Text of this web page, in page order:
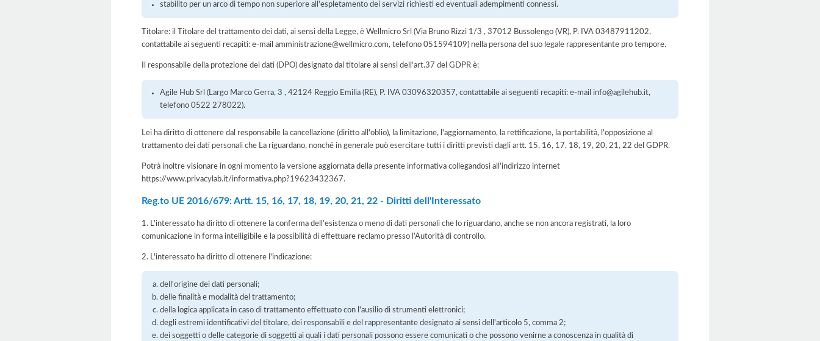
stabilito per un arco di tempo non superiore all'espletamento dei servizi richiesti ed eventuali adempimenti connessi.
Titolare: il Titolare del trattamento dei dati, ai sensi della Legge, è Wellmicro Srl (Via Bruno Rizzi 1/3 , 37012 Bussolengo (VR), P. IVA 03487911202,
contattabile ai seguenti recapiti: e-mail amministrazione@wellmicro.com, telefono 051594109) nella persona del suo legale rappresentante pro tempore.
Il responsabile della protezione dei dati (DPO) designato dal titolare ai sensi dell'art.37 del GDPR è:
Agile Hub Srl (Largo Marco Gerra, 3 , 42124 Reggio Emilia (RE), P. IVA 03096320357, contattabile ai seguenti recapiti: e-mail info@agilehub.it,
telefono 0522 278022).
Lei ha diritto di ottenere dal responsabile la cancellazione (diritto all'oblio), la limitazione, l'aggiornamento, la rettificazione, la portabilità, l'opposizione al
trattamento dei dati personali che La riguardano, nonché in generale può esercitare tutti i diritti previsti dagli artt. 15, 16, 17, 18, 19, 20, 21, 22 del GDPR.
Potrà inoltre visionare in ogni momento la versione aggiornata della presente informativa collegandosi all'indirizzo internet
https://www.privacylab.it/informativa.php?19623432367.
Reg.to UE 2016/679: Artt. 15, 16, 17, 18, 19, 20, 21, 22 - Diritti dell'Interessato
1. L'interessato ha diritto di ottenere la conferma dell'esistenza o meno di dati personali che lo riguardano, anche se non ancora registrati, la loro
comunicazione in forma intelligibile e la possibilità di effettuare reclamo presso l’Autorità di controllo.
2. L'interessato ha diritto di ottenere l'indicazione:
dell'origine dei dati personali;
delle finalità e modalità del trattamento;
della logica applicata in caso di trattamento effettuato con l'ausilio di strumenti elettronici;
degli estremi identificativi del titolare, dei responsabili e del rappresentante designato ai sensi dell'articolo 5, comma 2;
dei soggetti o delle categorie di soggetti ai quali i dati personali possono essere comunicati o che possono venirne a conoscenza in qualità di